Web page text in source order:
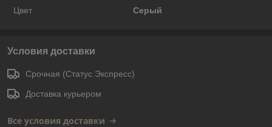
Цвет Серый
Условия доставки
Срочная (Статус Экспресс)
Доставка курьером
Все условия доставки